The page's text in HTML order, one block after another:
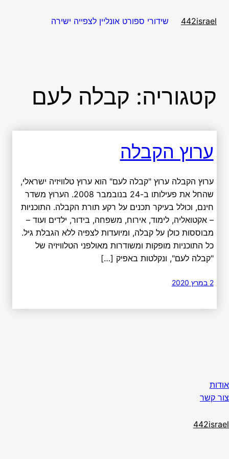
לתוכן442israel שידורי ספורט אונליין לצפייה ישירה
קטגוריה: קבלה לעם
ערוץ הקבלה
ערוץ הקבלה ערוץ "קבלה לעם" הוא ערוץ טלוויזיה ישראלי,
שהחל את פעילותו ב-24 בנובמבר 2008. הערוץ משדר
חינם, וכולל בעיקר תכנים על רקע תורת הקבלה. התוכניות
– אקטואליה, לימוד, אירוח, משפחה, בידור, ילדים ועוד –
מבוססות כולן על קבלה, ומיועדות לצפיה ללא הגבלת גיל.
כל התוכניות מופקות ומשודרות מאולפני הטלוויזיה של
"קבלה לעם", ונקלטות באפיק […]
2 במרץ 2020
אודות
צור קשר
442israel